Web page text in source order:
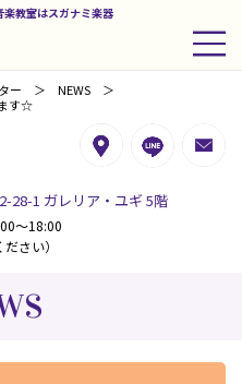
教室はスガナミ楽器
ー
NEWS
す☆
28-1 ガレリア・ユギ 5階
～18:00
さい）